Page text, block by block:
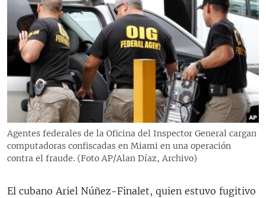
búsqueda
OPINIÓN GRÁFICA
AUDIOVISUALES MARTÍ
RADIO MARTÍ
ESPECIALES
ESPECIALES
LA REALIDAD DE LA VIVIENDA EN CUBA
SER VIEJO EN CUBA
LOS SANTOS DE HIALEAH
MULTIMEDIA
EDITORIALES
SÍGUENOS
Agentes federales de la Oficina del Inspector General cargan
computadoras confiscadas en Miami en una operación
contra el fraude. (Foto AP/Alan Díaz, Archivo)
El cubano Ariel Núñez-Finalet, quien estuvo fugitivo